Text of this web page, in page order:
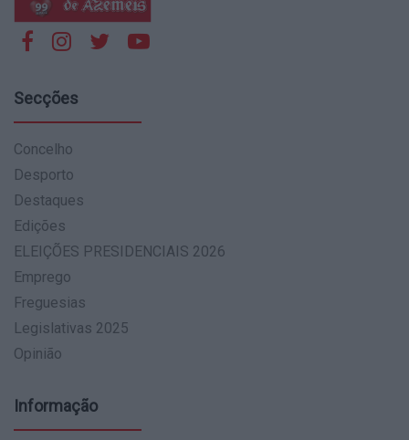
Secções
Concelho
Desporto
Destaques
Edições
ELEIÇÕES PRESIDENCIAIS 2026
Emprego
Freguesias
Legislativas 2025
Opinião
Informação